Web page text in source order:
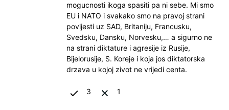
mogucnosti ikoga spasiti pa ni sebe. Mi smo
EU i NATO i svakako smo na pravoj strani
povijesti uz SAD, Britaniju, Francusku,
Svedsku, Dansku, Norvesku,… a sigurno ne
na strani diktature i agresije iz Rusije,
Bijelorusije, S. Koreje i koja jos diktatorska
drzava u kojoj zivot ne vrijedi centa.
3 1